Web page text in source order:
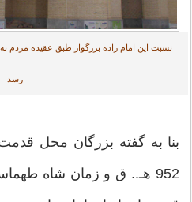
نسبت این امام زاده بزرگوار طبق عقیده مردم
رسد
بنا به گفته بزرگان محل
952 هـ.. ق و زمان شاه